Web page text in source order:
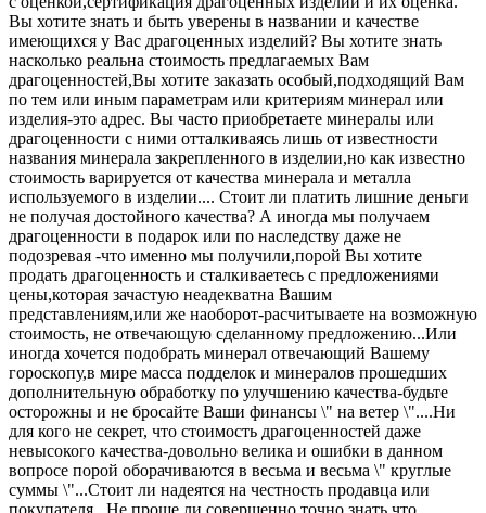
Вы хотите знать и быть уверены в названии и качестве
имеющихся у Вас драгоценных изделий? Вы хотите знать
насколько реальна стоимость предлагаемых Вам
драгоценностей,Вы хотите заказать особый,подходящий Вам
по тем или иным параметрам или критериям минерал или
изделия-это адрес. Вы часто приобретаете минералы или
драгоценности с ними отталкиваясь лишь от известности
названия минерала закрепленного в изделии,но как известно
стоимость варируется от качества минерала и металла
используемого в изделии.... Стоит ли платить лишние деньги
не получая достойного качества? А иногда мы получаем
драгоценности в подарок или по наследству даже не
подозревая -что именно мы получили,порой Вы хотите
продать драгоценность и сталкиваетесь с предложениями
цены,которая зачастую неадекватна Вашим
представлениям,или же наоборот-расчитываете на возможную
стоимость, не отвечающую сделанному предложению...Или
иногда хочется подобрать минерал отвечающий Вашему
гороскопу,в мире масса подделок и минералов прошедших
дополнительную обработку по улучшению качества-будьте
осторожны и не бросайте Ваши финансы \" на ветер \"....Ни
для кого не секрет, что стоимость драгоценностей даже
невысокого качества-довольно велика и ошибки в данном
вопросе порой оборачиваются в весьма и весьма \" круглые
суммы \"...Стоит ли надеятся на честность продавца или
покупателя...Не проще ли совершенно точно знать,что